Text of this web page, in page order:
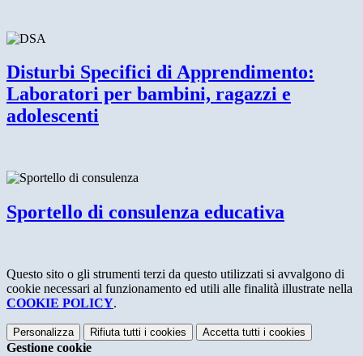
Disturbi Specifici di Apprendimento:
Laboratori per bambini, ragazzi e
adolescenti
Sportello di consulenza educativa
Questo sito o gli strumenti terzi da questo utilizzati si avvalgono di
cookie necessari al funzionamento ed utili alle finalità illustrate nella
COOKIE POLICY.
Personalizza Rifiuta tutti i cookies Accetta tutti i cookies
Gestione cookie